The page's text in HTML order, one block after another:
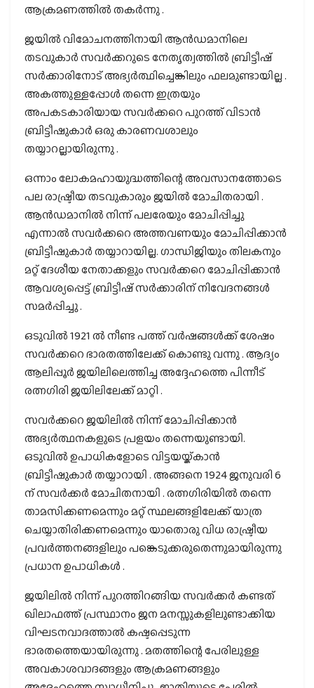
ആക്രമണത്തിൽ തകർന്നു .
ജയിൽ വിമോചനത്തിനായി ആൻഡമാനിലെ
തടവുകാർ സവർക്കറുടെ നേതൃത്വത്തിൽ ബ്രിട്ടീഷ്
സർക്കാരിനോട് അഭ്യർത്ഥിച്ചെങ്കിലും ഫലമുണ്ടായില്ല .
അകത്തുള്ളപ്പോൾ തന്നെ ഇത്രയും
അപകടകാരിയായ സവർക്കറെ പുറത്ത് വിടാൻ
ബ്രിട്ടീഷുകാർ ഒരു കാരണവശാലും
തയ്യാറല്ലായിരുന്നു .
ഒന്നാം ലോകമഹായുദ്ധത്തിന്റെ അവസാനത്തോടെ
പല രാഷ്ട്രീയ തടവുകാരും ജയിൽ മോചിതരായി .
ആൻഡമാനിൽ നിന്ന് പലരേയും മോചിപ്പിച്ചു
എന്നാൽ സവർക്കറെ അത്തവണയും മോചിപ്പിക്കാൻ
ബ്രിട്ടീഷുകാർ തയ്യാറായില്ല. ഗാന്ധിജിയും തിലകനും
മറ്റ് ദേശീയ നേതാക്കളും സവർക്കറെ മോചിപ്പിക്കാൻ
ആവശ്യപ്പെട്ട് ബ്രിട്ടീഷ് സർക്കാരിന് നിവേദനങ്ങൾ
സമർപ്പിച്ചു .
ഒടുവിൽ 1921 ൽ നീണ്ട പത്ത് വർഷങ്ങൾക്ക് ശേഷം
സവർക്കറെ ഭാരതത്തിലേക്ക് കൊണ്ടു വന്നു . ആദ്യം
ആലിപ്പൂർ ജയിലിലെത്തിച്ച അദ്ദേഹത്തെ പിന്നീട്
രത്നഗിരി ജയിലിലേക്ക് മാറ്റി .
സവർക്കറെ ജയിലിൽ നിന്ന് മോചിപ്പിക്കാൻ
അഭ്യർത്ഥനകളുടെ പ്രളയം തന്നെയുണ്ടായി.
ഒടുവിൽ ഉപാധികളോടെ വിട്ടയയ്ക്കാൻ
ബ്രിട്ടീഷുകാർ തയ്യാറായി . അങ്ങനെ 1924 ജനുവരി 6
ന് സവർക്കർ മോചിതനായി . രത്നഗിരിയിൽ തന്നെ
താമസിക്കണമെന്നും മറ്റ് സ്ഥലങ്ങളിലേക്ക് യാത്ര
ചെയ്യാതിരിക്കണമെന്നും യാതൊരു വിധ രാഷ്ട്രീയ
പ്രവർത്തനങ്ങളിലും പങ്കെടുക്കരുതെന്നുമായിരുന്നു
പ്രധാന ഉപാധികൾ .
ജയിലിൽ നിന്ന് പുറത്തിറങ്ങിയ സവർക്കർ കണ്ടത്
ഖിലാഫത്ത് പ്രസ്ഥാനം ജന മനസ്സുകളിലുണ്ടാക്കിയ
വിഘടനവാദത്താൽ കഷ്ടപ്പെടുന്ന
ഭാരതത്തെയായിരുന്നു . മതത്തിന്റെ പേരിലുള്ള
അവകാശവാദങ്ങളും ആക്രമണങ്ങളും